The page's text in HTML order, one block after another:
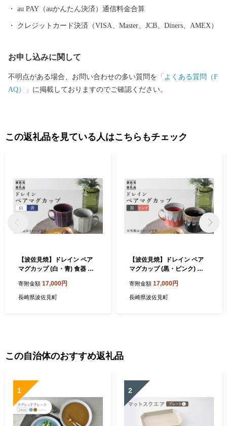
も高いシェアを誇っています。（すでに皆さまの食卓にも、波佐
見で作られたやきものがあるかも！？）窯元、棚田、温泉など、
au PAY（auかんたん決済）通信料金合算
クレジットカード決済（VISA、Master、JCB、Diners、AMEX）
お申し込みに関して
不明点がある場合、お問い合わせの多い質問を 「よくある質問（F
AQ）」 に掲載しておりますのでご確認ください。
この返礼品を見ている人はこちらもチェック
【波佐見焼】ドレイン ペア
マグカップ (白・青) 食器 皿
寄附金額 17,000円
長崎県波佐見町
【波佐見焼】ドレイン ペア
マグカップ (黒・ピンク) 食
寄附金額 17,000円
長崎県波佐見町
この自治体のおすすめ返礼品
1 2